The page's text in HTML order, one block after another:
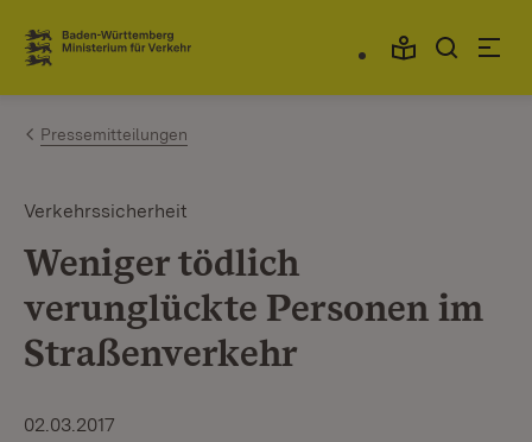
Zum Inhalt springen
Link zur Startseite
Pressemitteilungen
Verkehrssicherheit
Weniger tödlich
verunglückte Personen im
Straßenverkehr
02.03.2017